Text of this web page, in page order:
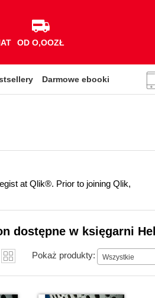
OD O,OOZŁ
Darmowe ebooki
at Qlik®. Prior to joining Qlik,
dostępne w księgarni
Pokaż produkty: Wszystkie